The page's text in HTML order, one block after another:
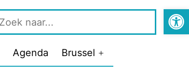
Agenda Brussel